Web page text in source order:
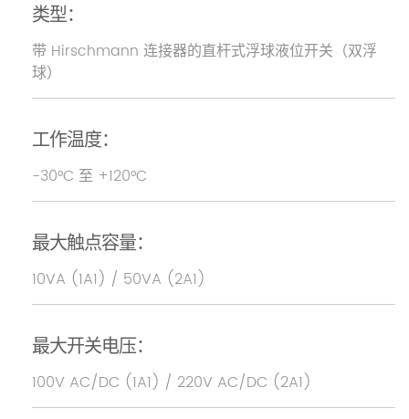
类型：
带 Hirschmann 连接器的直杆式浮球液位开关（双浮
球）
工作温度：
-30°C 至 +120°C
最大触点容量：
10VA (1A1) / 50VA (2A1)
最大开关电压：
100V AC/DC (1A1) / 220V AC/DC (2A1)